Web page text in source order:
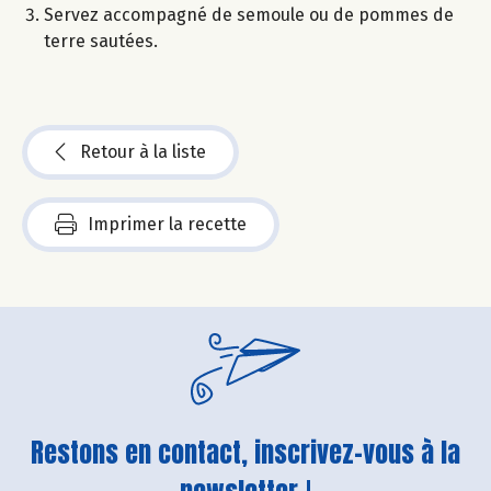
Servez accompagné de semoule ou de pommes de
terre sautées.
Retour à la liste
Imprimer la recette
Restons en contact, inscrivez-vous à la